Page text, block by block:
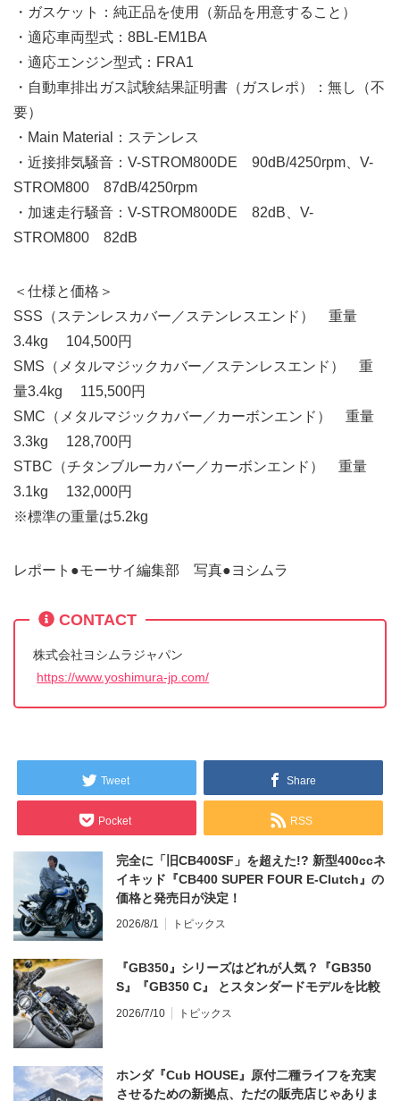
・ガスケット：純正品を使用（新品を用意すること）
・適応車両型式：8BL-EM1BA
・適応エンジン型式：FRA1
・自動車排出ガス試験結果証明書（ガスレポ）：無し（不
要）
・Main Material：ステンレス
・近接排気騒音：V-STROM800DE 90dB/4250rpm、V-
STROM800 87dB/4250rpm
・加速走行騒音：V-STROM800DE 82dB、V-
STROM800 82dB
＜仕様と価格＞
SSS（ステンレスカバー／ステンレスエンド） 重量
3.4kg 104,500円
SMS（メタルマジックカバー／ステンレスエンド） 重
量3.4kg 115,500円
SMC（メタルマジックカバー／カーボンエンド） 重量
3.3kg 128,700円
STBC（チタンブルーカバー／カーボンエンド） 重量
3.1kg 132,000円
※標準の重量は5.2kg
レポート●モーサイ編集部 写真●ヨシムラ
CONTACT
株式会社ヨシムラジャパン
https://www.yoshimura-jp.com/
Tweet Share
Pocket RSS
完全に「旧CB400SF」を超えた!? 新型400ccネ
イキッド『CB400 SUPER FOUR E-Clutch』の
価格と発売日が決定！
2026/8/1 トピックス
『GB350』シリーズはどれが人気？『GB350
S』『GB350 C』 とスタンダードモデルを比較
2026/7/10 トピックス
ホンダ『Cub HOUSE』原付二種ライフを充実
させるための新拠点、ただの販売店じゃありま